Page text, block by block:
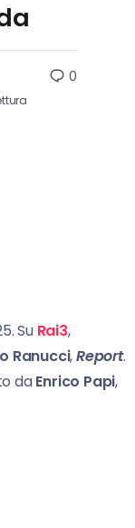
0
Su Rai3,
Ranucci,Report.
daEnrico Papi,